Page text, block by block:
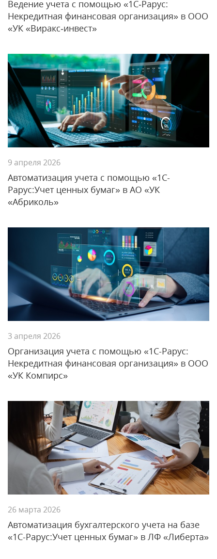
Ведение учета с помощью «1С‑Рарус:
Некредитная финансовая организация» в ООО
«УК «Виракс‑инвест»
9 апреля 2026
Автоматизация учета с помощью «1С-
Рарус:Учет ценных бумаг» в АО «УК
«Абриколь»
3 апреля 2026
Организация учета с помощью «1С-Рарус:
Некредитная финансовая организация» в ООО
«УК Компирс»
26 марта 2026
Автоматизация бухгалтерского учета на базе
«1С-Рарус:Учет ценных бумаг» в ЛФ «Либерта»